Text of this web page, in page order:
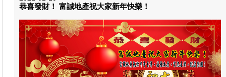
恭喜發財！ 富誠地產祝大家新年快樂！